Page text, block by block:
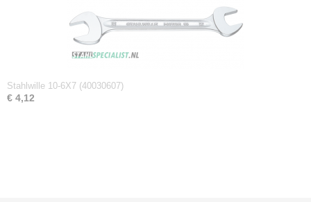
Stahlwille 10-6X7 (40030607)
€ 4,12